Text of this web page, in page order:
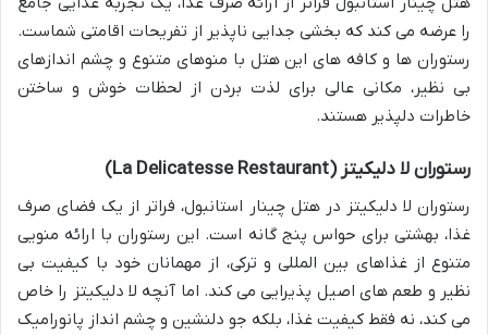
را عرضه می کند که بخشی جدایی ناپذیر از تفریحات اقامتی شماست.
رستوران ها و کافه های این هتل با منوهای متنوع و چشم اندازهای
بی نظیر، مکانی عالی برای لذت بردن از لحظات خوش و ساختن
خاطرات دلپذیر هستند.
رستوران لا دلیکیتز (La Delicatesse Restaurant)
رستوران لا دلیکیتز در هتل چینار استانبول، فراتر از یک فضای صرف
غذا، بهشتی برای حواس پنج گانه است. این رستوران با ارائه منویی
متنوع از غذاهای بین المللی و ترکی، از مهمانان خود با کیفیت بی
نظیر و طعم های اصیل پذیرایی می کند. اما آنچه لا دلیکیتز را خاص
می کند، نه فقط کیفیت غذا، بلکه جو دلنشین و چشم انداز پانورامیک